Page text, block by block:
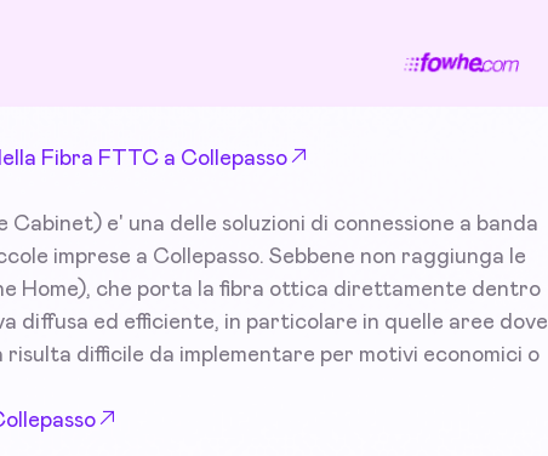
Fibra FTTC a Collepasso
e' una delle soluzioni di connessione a banda
imprese a Collepasso. Sebbene non raggiunga le
Home), che porta la fibra ottica direttamente dentro
diffusa ed efficiente, in particolare in quelle aree dove
difficile da implementare per motivi economici o